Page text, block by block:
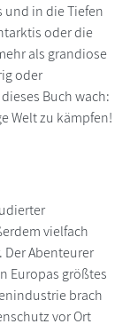
und in die Tiefen
oder die
als grandiose
oder
Buch wach:
Welt zu kämpfen!
vielfach
Abenteurer
Europas größtes
brach
vor Ort